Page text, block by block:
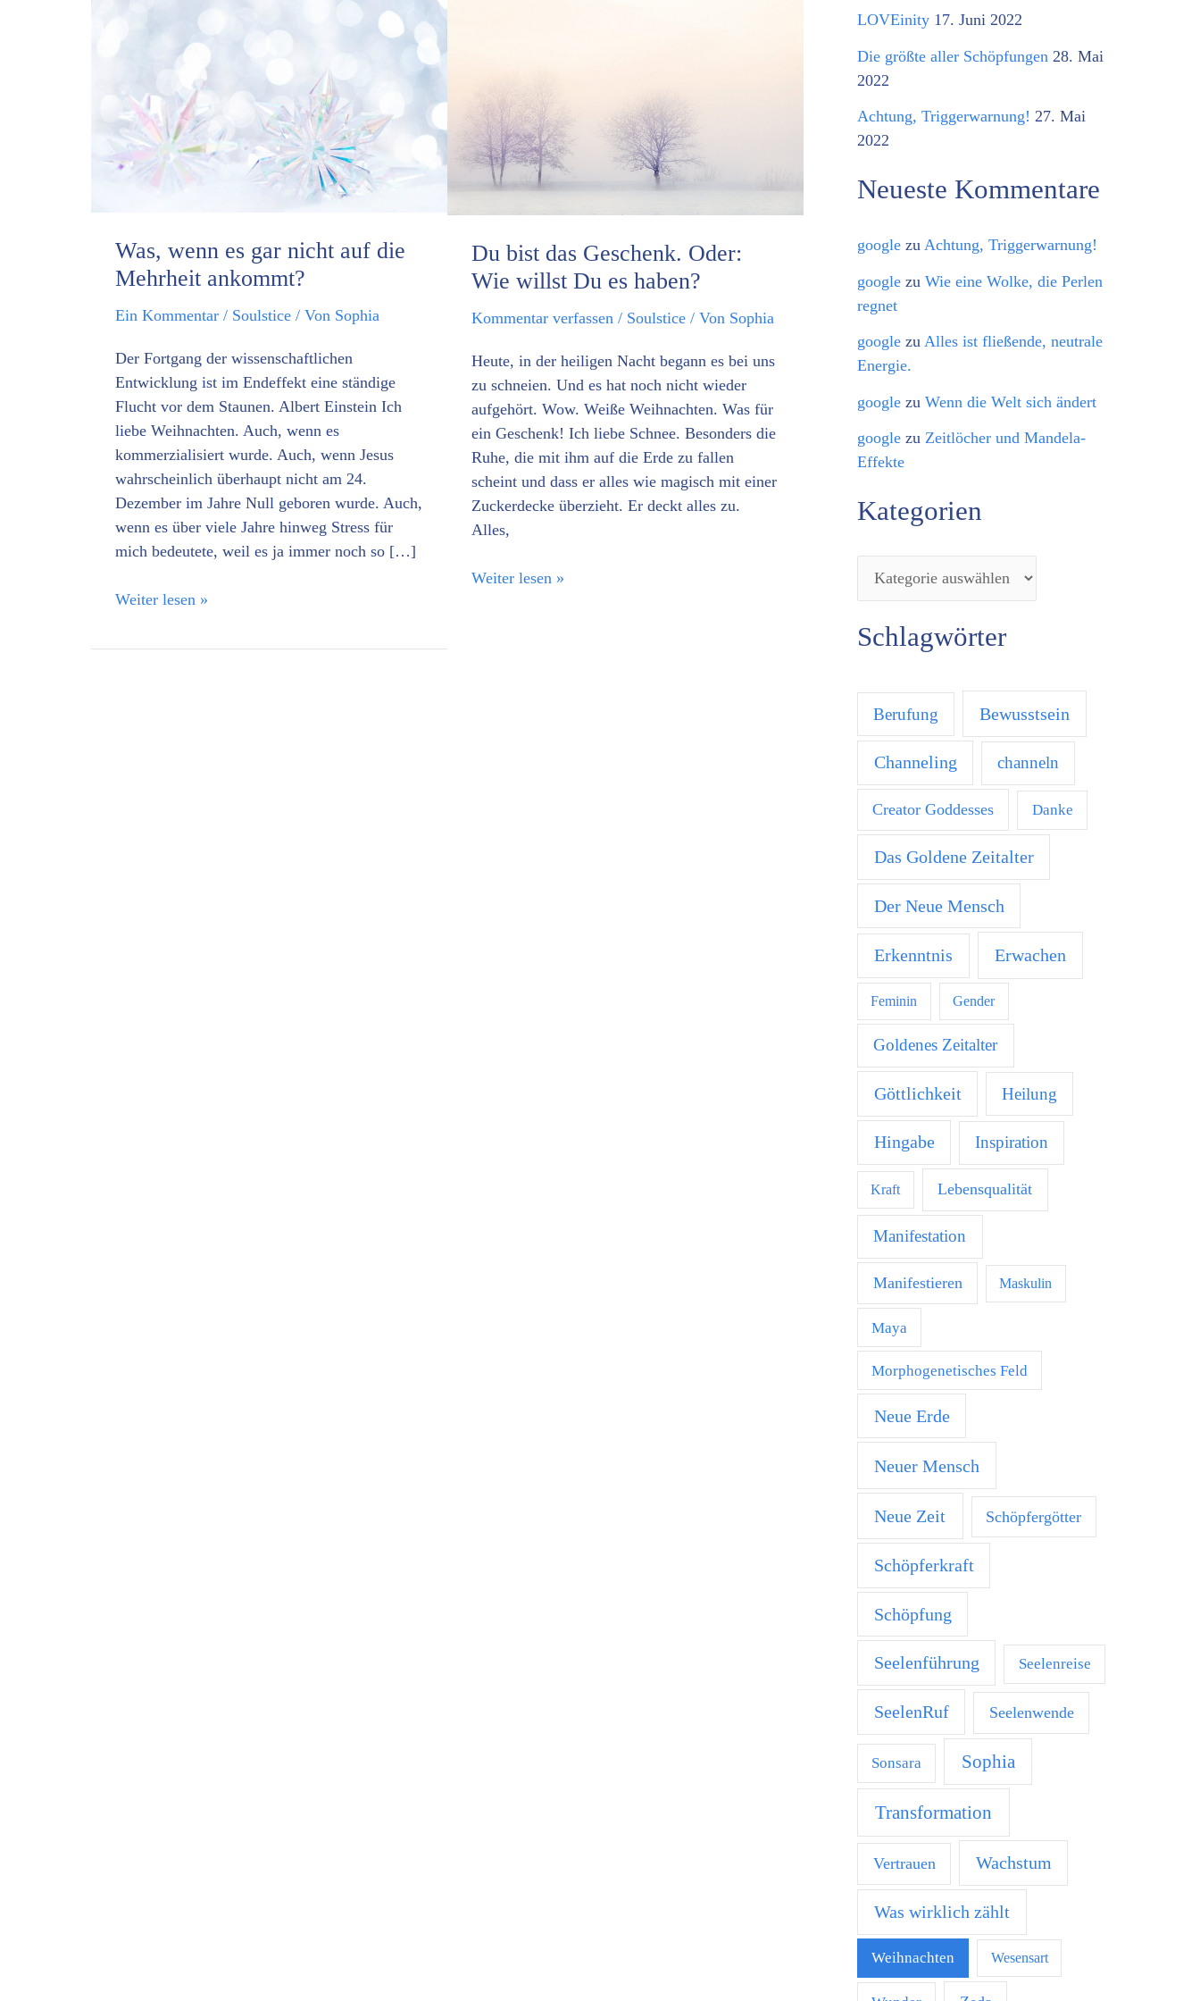
Was, wenn es gar nicht auf die
Mehrheit ankommt?
Ein Kommentar / Soulstice / Von Sophia
Der Fortgang der wissenschaftlichen
Entwicklung ist im Endeffekt eine ständige
Flucht vor dem Staunen. Albert Einstein Ich
liebe Weihnachten. Auch, wenn es
kommerzialisiert wurde. Auch, wenn Jesus
wahrscheinlich überhaupt nicht am 24.
Dezember im Jahre Null geboren wurde. Auch,
wenn es über viele Jahre hinweg Stress für
mich bedeutete, weil es ja immer noch so […]
gar
nicht
auf
Weiter lesen »
Du bist das Geschenk. Oder:
Wie willst Du es haben?
Kommentar verfassen / Soulstice / Von Sophia
Heute, in der heiligen Nacht begann es bei uns
zu schneien. Und es hat noch nicht wieder
aufgehört. Wow. Weiße Weihnachten. Was für
ein Geschenk! Ich liebe Schnee. Besonders die
Ruhe, die mit ihm auf die Erde zu fallen
scheint und dass er alles wie magisch mit einer
Zuckerdecke überzieht. Er deckt alles zu.
Alles,
Geschenk.
Oder:
Wie
willst
haben?
Weiter lesen »
LOVEinity 17. Juni 2022
Die größte aller Schöpfungen 28. Mai
2022
Achtung, Triggerwarnung! 27. Mai
2022
Neueste Kommentare
google zu Achtung, Triggerwarnung!
google zu Wie eine Wolke, die Perlen
regnet
google zu Alles ist fließende, neutrale
Energie.
google zu Wenn die Welt sich ändert
google zu Zeitlöcher und Mandela-
Effekte
Kategorien
i
n
Schlagwörter
Berufung Bewusstsein
Channeling channeln
Creator Goddesses Danke
Das Goldene Zeitalter
Der Neue Mensch
Erkenntnis Erwachen
Feminin Gender
Goldenes Zeitalter
Göttlichkeit Heilung
Hingabe Inspiration
Kraft Lebensqualität
Manifestation
Manifestieren Maskulin
Maya
Morphogenetisches Feld
Neue Erde
Neuer Mensch
Neue Zeit Schöpfergötter
Schöpferkraft
Schöpfung
Seelenführung Seelenreise
SeelenRuf Seelenwende
Sonsara Sophia
Transformation
Vertrauen Wachstum
Was wirklich zählt
Weihnachten Wesensart